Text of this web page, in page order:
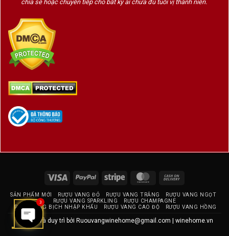
chia sẻ hoặc chuyển tiếp cho bất kỳ ai chưa đủ tuổi vị thành niên.
Visa PayPal Stripe MasterCard
Delivery
SẢN PHẨM MỚI RƯỢU VANG ĐỎ RƯỢU VANG TRẮNG
RƯỢU VANG NGỌT
RƯỢU VANG SPARKLING
RƯỢU CHAMPAGNE
RƯỢU VANG BỊCH NHẬP KHẨU
RƯỢU VANG CAO ĐỘ RƯỢU VANG HỒNG
Thiết kế và duy trì bởi Ruouvangwinehome@gmail.com | winehome.vn
3